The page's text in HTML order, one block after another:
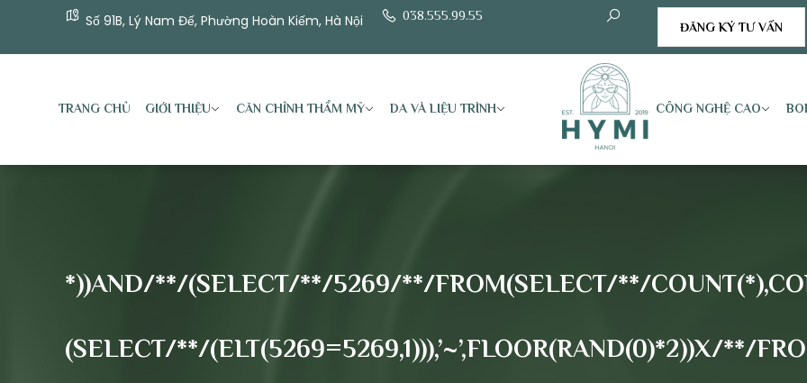
Số 91B, Lý Nam Đế, Phường Hoàn Kiếm, Hà Nội
038.555.99.55
ĐĂNG KÝ TƯ VẤN
TRANG CHỦ GIỚI THIỆU CĂN CHỈNH THẨM MỸ DA VÀ LIỆU TRÌNH CÔNG NGHỆ CAO
*))AND/**/(SELECT/**/5269/**/FROM(SELECT/**/
(SELECT/**/(ELT(5269=5269,1))),’~’,FLOOR(RAND(0)*2))X/**/